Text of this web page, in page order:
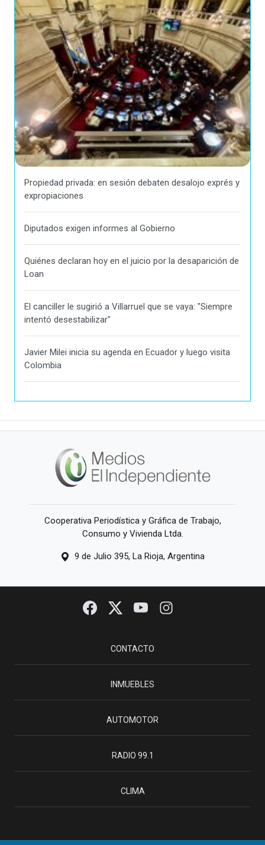
Propiedad privada: en sesión debaten desalojo exprés y
expropiaciones
Diputados exigen informes al Gobierno
Quiénes declaran hoy en el juicio por la desaparición de
Loan
El canciller le sugirió a Villarruel que se vaya: "Siempre
intentó desestabilizar"
Javier Milei inicia su agenda en Ecuador y luego visita
Colombia
Cooperativa Periodística y Gráfica de Trabajo,
Consumo y Vivienda Ltda.
9 de Julio 395, La Rioja, Argentina
CONTACTO
INMUEBLES
AUTOMOTOR
RADIO 99.1
CLIMA